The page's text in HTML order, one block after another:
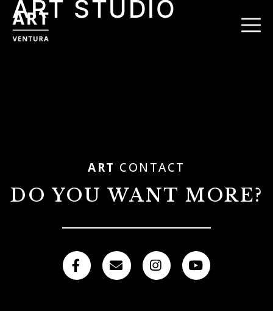
ART STUDIO
ART CONTACT
DO YOU WANT MORE?